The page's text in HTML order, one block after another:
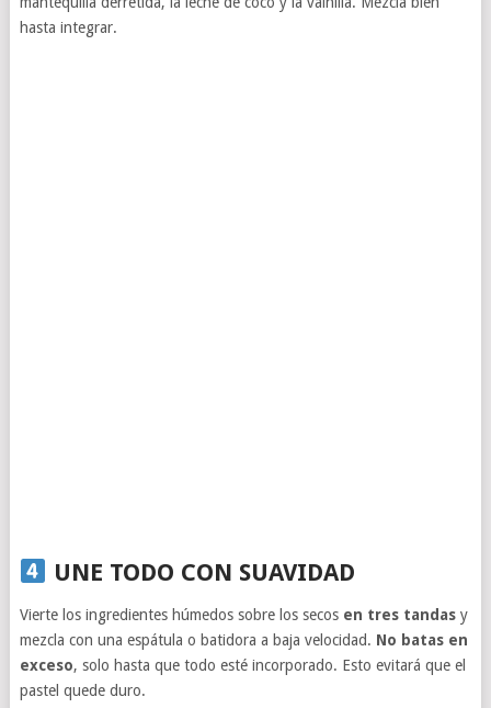
hasta integrar.
UNE TODO CON SUAVIDAD
Vierte los ingredientes húmedos sobre los secos en tres tandasy
mezcla con una espátula o batidora a baja velocidad. No batas en
exceso, solo hasta que todo esté incorporado. Esto evitará que el
pastel quede duro.